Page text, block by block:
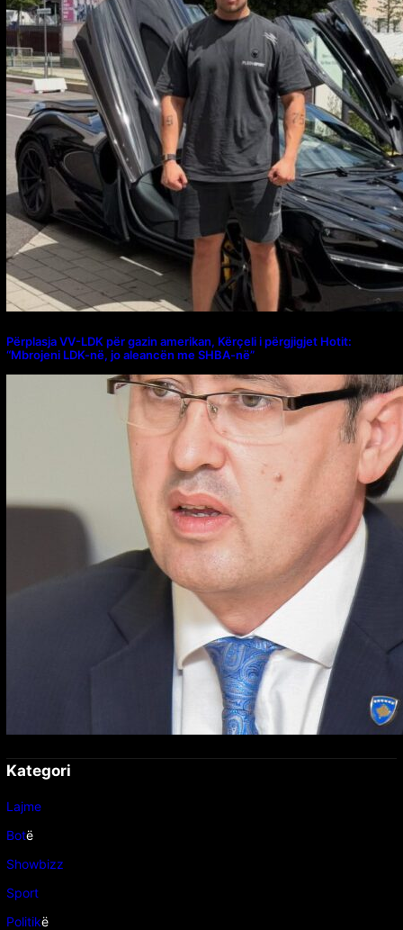
Përplasja VV-LDK për gazin amerikan, Kërçeli i përgjigjet Hotit:
“Mbrojeni LDK-në, jo aleancën me SHBA-në”
Kategori
Lajme
Botë
Showbizz
Sport
Politikë